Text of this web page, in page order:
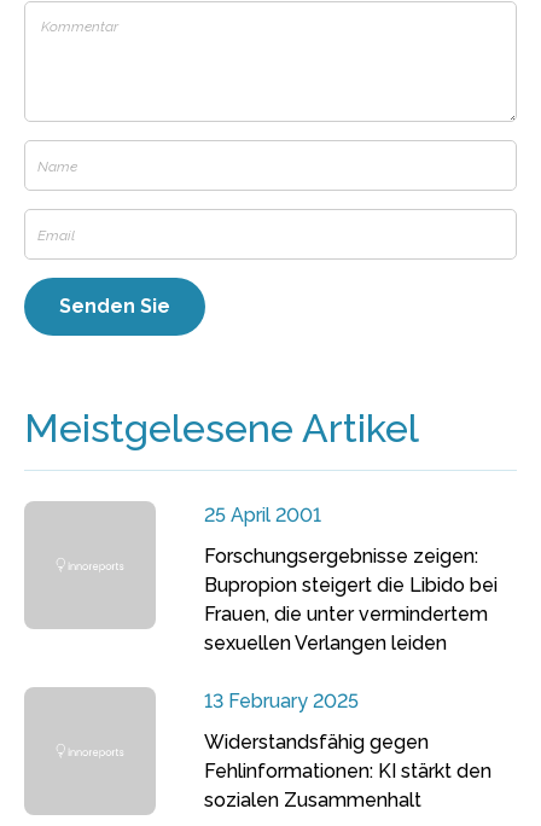
Meistgelesene Artikel
25 April 2001
Forschungsergebnisse zeigen:
Bupropion steigert die Libido bei
Frauen, die unter vermindertem
sexuellen Verlangen leiden
13 February 2025
Widerstandsfähig gegen
Fehlinformationen: KI stärkt den
sozialen Zusammenhalt